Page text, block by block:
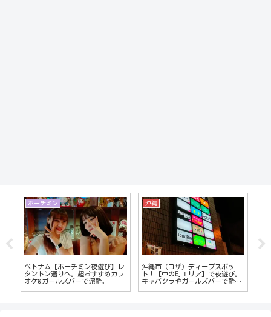
プスポッ
で夜遊び。
バーで酔い
マニラ
フィリピン【マニラ】2023年 出
会い系カフェ「LA CAFE」はどう
なっているのか？ロビンソンフー
ベトナム
【ベトナム】の都市別コピー・
ェイク商品の販売傾向を偏見で
ポート